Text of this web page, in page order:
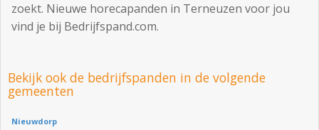
zoekt. Nieuwe horecapanden in Terneuzen voor jou
vind je bij Bedrijfspand.com.
Bekijk ook de bedrijfspanden in de volgende
gemeenten
Nieuwdorp